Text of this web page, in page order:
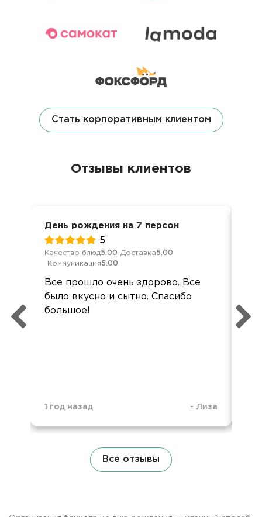
Стать корпоративным клиентом
Отзывы клиентов
День рождения на 7 персон
5
Качество блюд5.00 Доставка5.00
Коммуникация5.00
Все прошло очень здорово. Все
было вкусно и сытно. Спасибо
большое!
1 год назад - Лиза
а 6
Все отзывы